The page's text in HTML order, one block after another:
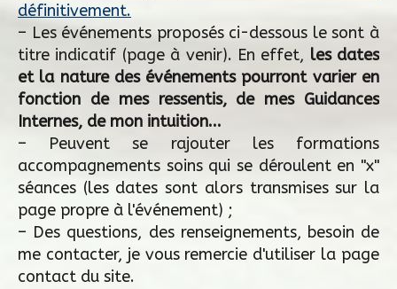
définitivement.
– Les événements proposés ci-dessous le sont à
titre indicatif (page à venir). En effet, les dates
et la nature des événements pourront varier en
fonction de mes ressentis, de mes Guidances
Internes, de mon intuition...
– Peuvent se rajouter les formations
accompagnements soins qui se déroulent en "x"
séances (les dates sont alors transmises sur la
page propre à l'événement) ;
– Des questions, des renseignements, besoin de
me contacter, je vous remercie d'utiliser la page
contact du site.